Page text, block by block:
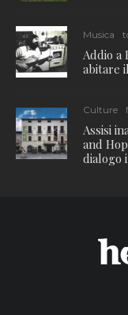
Musica
Addio a
abitare
Culture
Assisi
and
dialogo